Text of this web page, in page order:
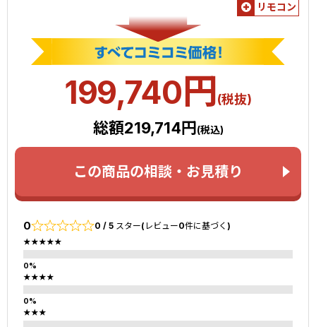
リモコン
199,740円(税抜)
総額219,714円(税込)
この商品の相談・お見積り
0 0 / 5 スター(レビュー0件に基づく)
★★★★★
★★★★
★★★